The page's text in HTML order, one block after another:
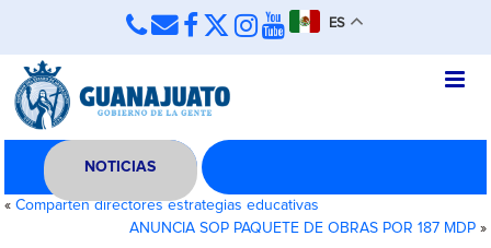
ES
NOTICIAS
«Comparten directores estrategias educativas
ANUNCIA SOP PAQUETE DE OBRAS POR 187 MDP»